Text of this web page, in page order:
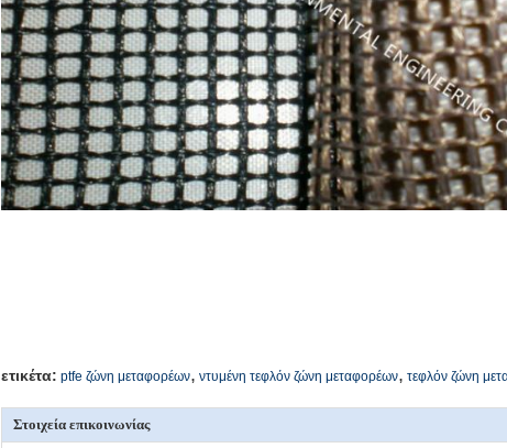
ετικέτα: ptfe ζώνη μεταφορέων, ντυμένη τεφλόν ζώνη μεταφορέων, τεφλόν ζώνη
Στοιχεία επικοινωνίας